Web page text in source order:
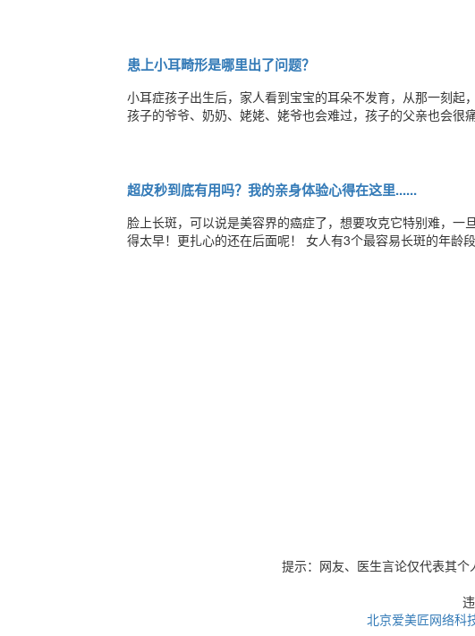
患上小耳畸形是哪里出了问题？
小耳症孩子出生后，家人看到宝宝的耳朵不发育，从那一刻起
孩子的爷爷、奶奶、姥姥、姥爷也会难过，孩子的父亲也会很痛苦，
超皮秒到底有用吗？我的亲身体验心得在这里......
脸上长斑，可以说是美容界的癌症了，想要攻克它特别难，
得太早！更扎心的还在后面呢！ 女人有3个最容易长斑的年龄
提示：网友、医生言论仅代表其个
北京爱美匠网络科